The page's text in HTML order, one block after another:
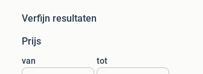
Verfijn resultaten
Prijs
van tot